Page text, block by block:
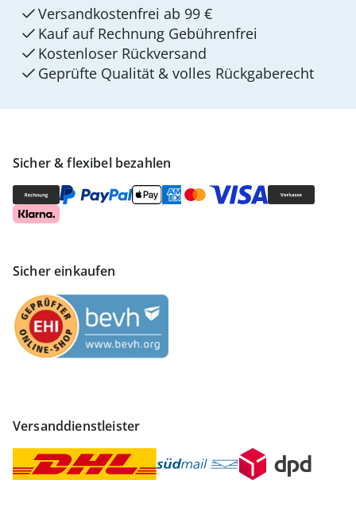
Sicher & flexibel bezahlen
Sicher einkaufen
Versanddienstleister
Versandkostenfrei ab 99 €
Kauf auf Rechnung Gebührenfrei
Kostenloser Rückversand
Geprüfte Qualität & volles Rückgaberecht